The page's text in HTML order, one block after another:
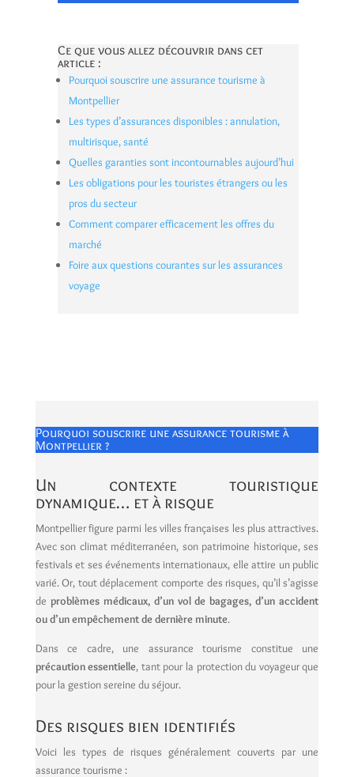
Ce que vous allez découvrir dans cet
article :
Pourquoi souscrire une assurance tourisme à
Montpellier
Les types d’assurances disponibles : annulation,
multirisque, santé
Quelles garanties sont incontournables aujourd’hui
Les obligations pour les touristes étrangers ou les
pros du secteur
Comment comparer efficacement les offres du
marché
Foire aux questions courantes sur les assurances
voyage
Pourquoi souscrire une assurance tourisme à
Montpellier ?
Un contexte touristique
dynamique… et à risque
Montpellier figure parmi les villes françaises les plus attractives.
Avec son climat méditerranéen, son patrimoine historique, ses
festivals et ses événements internationaux, elle attire un public
varié. Or, tout déplacement comporte des risques, qu’il s’agisse
de problèmes médicaux, d’un vol de bagages, d’un accident
ou d’un empêchement de dernière minute.
Dans ce cadre, une assurance tourisme constitue une
précaution essentielle, tant pour la protection du voyageur que
pour la gestion sereine du séjour.
Des risques bien identifiés
Voici les types de risques généralement couverts par une
assurance tourisme :